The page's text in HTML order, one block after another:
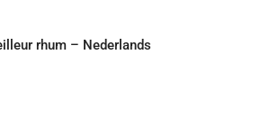
rhum – Nederlands